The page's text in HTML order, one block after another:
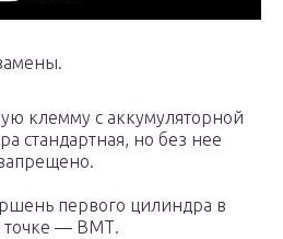
клемму с аккумуляторной
стандартная, но без нее
первого цилиндра в
точке — ВМТ.